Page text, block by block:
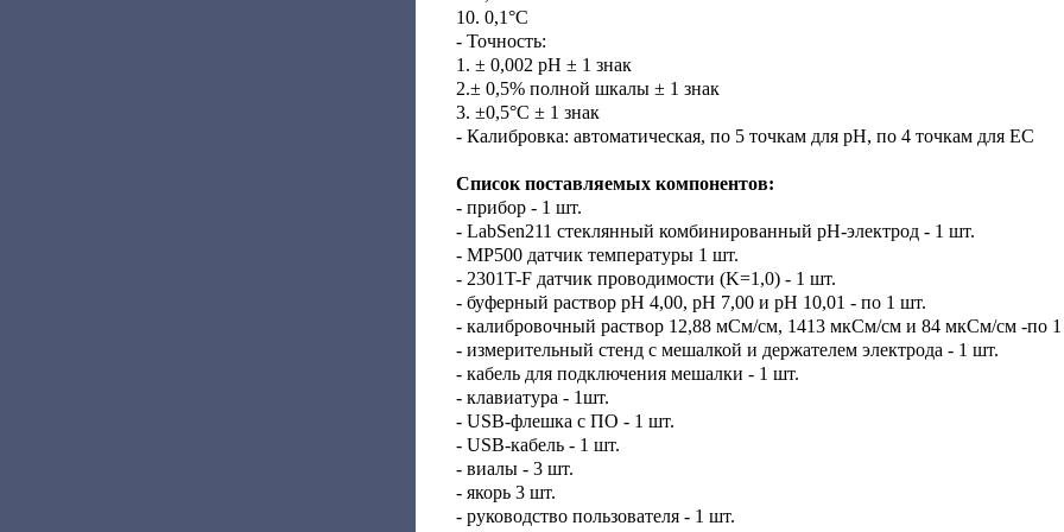
10. 0,1°С
- Точность:
1. ± 0,002 рН ± 1 знак
2.± 0,5% полной шкалы ± 1 знак
3. ±0,5°C ± 1 знак
- Калибровка: автоматическая, по 5 точкам для рН, по 4 точкам для EC
Список поставляемых компонентов:
- прибор - 1 шт.
- LabSen211 стеклянный комбинированный pH-электрод - 1 шт.
- MP500 датчик температуры 1 шт.
- 2301T-F датчик проводимости (K=1,0) - 1 шт.
- буферный раствор рН 4,00, рН 7,00 и рН 10,01 - по 1 шт.
- калибровочный раствор 12,88 мСм/см, 1413 мкСм/см и 84 мкСм/см -по
- измерительный стенд с мешалкой и держателем электрода - 1 шт.
- кабель для подключения мешалки - 1 шт.
- клавиатура - 1шт.
- USB-флешка с ПО - 1 шт.
- USB-кабель - 1 шт.
- виалы - 3 шт.
- якорь 3 шт.
- руководство пользователя - 1 шт.